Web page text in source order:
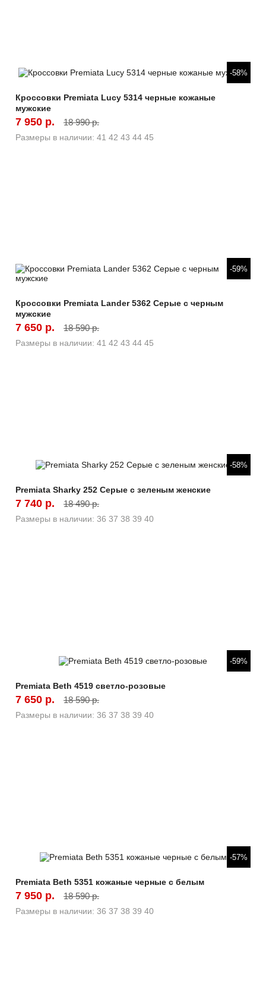
Быстрый просмотр -58%
Кроссовки Premiata Lucy 5314 черные кожаные
мужские
7 950 р. 18 990 р.
Размеры в наличии: 41 42 43 44 45
Быстрый просмотр -59%
Кроссовки Premiata Lander 5362 Серые с черным
мужские
7 650 р. 18 590 р.
Размеры в наличии: 41 42 43 44 45
Быстрый просмотр -58%
Premiata Sharky 252 Серые с зеленым женские
7 740 р. 18 490 р.
Размеры в наличии: 36 37 38 39 40
Быстрый просмотр -59%
Premiata Beth 4519 светло-розовые
7 650 р. 18 590 р.
Размеры в наличии: 36 37 38 39 40
Быстрый просмотр -57%
Premiata Beth 5351 кожаные черные с белым
7 950 р. 18 590 р.
Размеры в наличии: 36 37 38 39 40